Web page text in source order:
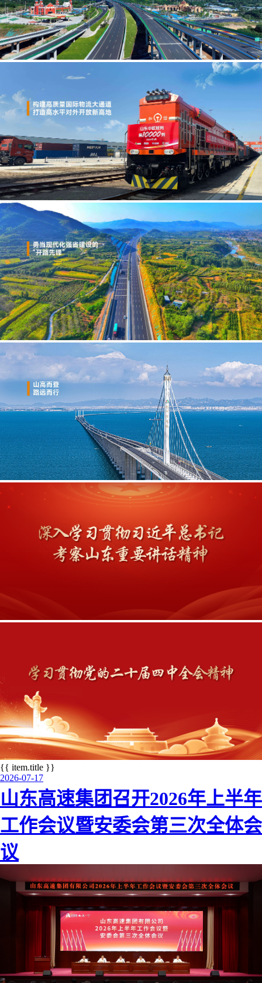
上
一
下
一
{{ item.title }}
2026-07-17
山东高速集团召开2026年上半年
工作会议暨安委会第三次全体会
议